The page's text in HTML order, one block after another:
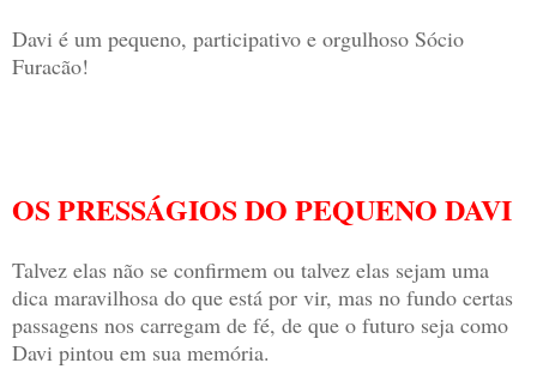
Davi é um pequeno, participativo e orgulhoso Sócio
Furacão!
OS PRESSÁGIOS DO PEQUENO DAVI
Talvez elas não se confirmem ou talvez elas sejam uma
dica maravilhosa do que está por vir, mas no fundo certas
passagens nos carregam de fé, de que o futuro seja como
Davi pintou em sua memória.